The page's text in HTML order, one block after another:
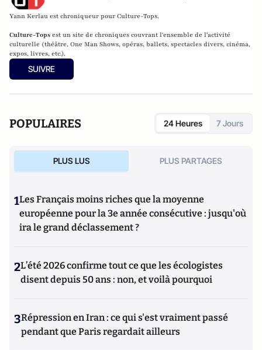
Yann Kerlau est chroniqueur pour Culture-Tops.
Culture-Tops est un site de chroniques couvrant l'ensemble de l'activité
culturelle (théâtre, One Man Shows, opéras, ballets, spectacles divers, cinéma,
expos, livres, etc.).
SUIVRE
POPULAIRES 24 Heures 7 Jours
PLUS LUS PLUS PARTAGES
1Les Français moins riches que la moyenne
européenne pour la 3e année consécutive : jusqu'où
ira le grand déclassement ?
2L’été 2026 confirme tout ce que les écologistes
disent depuis 50 ans : non, et voilà pourquoi
3Répression en Iran : ce qui s'est vraiment passé
pendant que Paris regardait ailleurs